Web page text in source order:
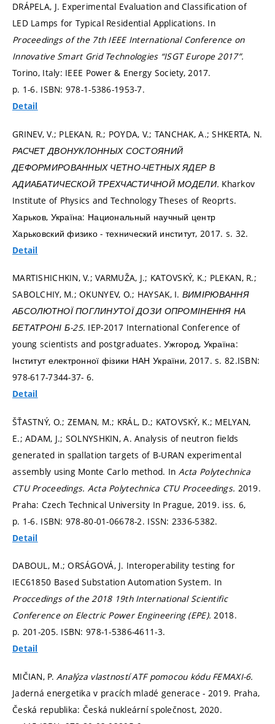
DRÁPELA, J. Experimental Evaluation and Classification of
LED Lamps for Typical Residential Applications. In
Proceedings of the 7th IEEE International Conference on
Innovative Smart Grid Technologies “ISGT Europe 2017”.
Torino, Italy: IEEE Power & Energy Society, 2017.
p. 1-6. ISBN: 978-1-5386-1953-7.
Detail
GRINEV, V.; PLEKAN, R.; POYDA, V.; TANCHAK, A.; SHKERTA, N.
РАСЧЕТ ДВОНУКЛОННЫХ СОСТОЯНИЙ
ДЕФОРМИРОВАННЫХ ЧЕТНО-ЧЕТНЫХ ЯДЕР В
АДИАБАТИЧЕСКОЙ ТРЕХЧАСТИЧНОЙ МОДЕЛИ. Kharkov
Institute of Physics and Technology Theses of Reoprts.
Харьков, Україна: Национальный научный центр
Харьковский физико - технический институт, 2017. s. 32.
Detail
MARTISHICHKIN, V.; VARMUŽA, J.; KATOVSKÝ, K.; PLEKAN, R.;
SABOLCHIY, M.; OKUNYEV, O.; HAYSAK, I. ВИМІРЮВАННЯ
АБСОЛЮТНОЇ ПОГЛИНУТОЇ ДОЗИ ОПРОМІНЕННЯ НА
БЕТАТРОНІ Б-25. IEP-2017 International Conference of
young scientists and postgraduates. Ужгород, Україна:
Інститут електронної фізики НАН України, 2017.s. 82.ISBN:
978-617-7344-37- 6.
Detail
ŠŤASTNÝ, O.; ZEMAN, M.; KRÁL, D.; KATOVSKÝ, K.; MELYAN,
E.; ADAM, J.; SOLNYSHKIN, A. Analysis of neutron fields
generated in spallation targets of B-URAN experimental
assembly using Monte Carlo method. In Acta Polytechnica
CTU Proceedings. Acta Polytechnica CTU Proceedings. 2019.
Praha: Czech Technical University In Prague, 2019. iss. 6,
p. 1-6. ISBN: 978-80-01-06678-2. ISSN: 2336-5382.
Detail
DABOUL, M.; ORSÁGOVÁ, J. Interoperability testing for
IEC61850 Based Substation Automation System. In
Proccedings of the 2018 19th International Scientific
Conference on Electric Power Engineering (EPE).2018.
p. 201-205. ISBN: 978-1-5386-4611-3.
Detail
MIČIAN, P.Analýza vlastností ATF pomocou kódu FEMAXI-6.
Jaderná energetika v pracích mladé generace - 2019. Praha,
Česká republika: Česká nukleární společnost, 2020.